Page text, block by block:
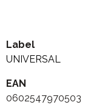
6. Tell Me A
7. Find You
Label
UNIVERSAL
EAN
0602547970503